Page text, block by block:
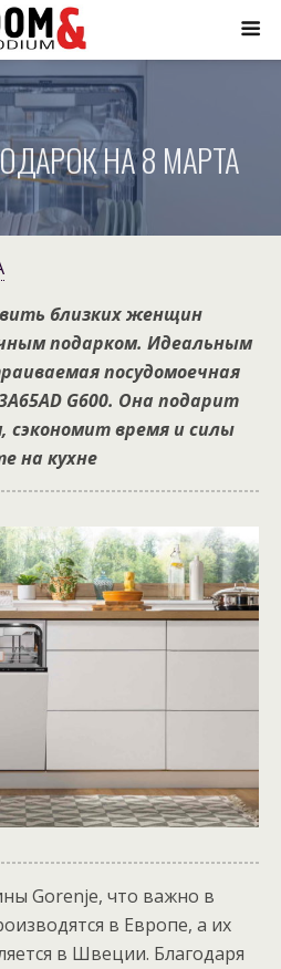
НА 8 МАРТА
близких женщин
подарком. Идеальным
посудомоечная
G600. Она подарит
время и силы
на кухне
Gorenje, что важно в
в Европе, а их
в Швеции. Благодаря